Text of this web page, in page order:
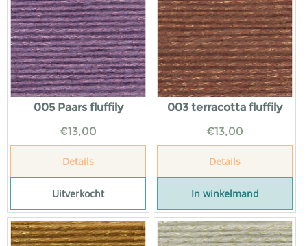
005 Paars fluffily
€13,00
Details
Uitverkocht
003 terracotta fluffily
€13,00
Details
In winkelmand